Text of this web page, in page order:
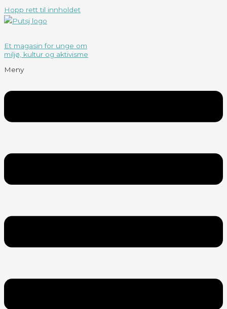
Hopp rett til innholdet
Et magasin for unge om
miljø, kultur og aktivisme
Meny